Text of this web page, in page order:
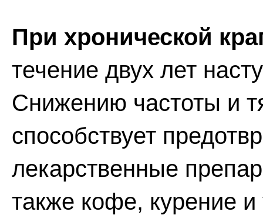
При хронической
течение двух лет
Снижению частоты и
способствует
лекарственные
также кофе, курение и